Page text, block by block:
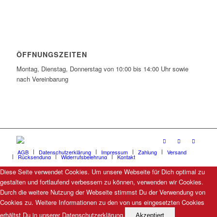
ÖFFNUNGSZEITEN
Montag, Dienstag, Donnerstag von 10:00 bis 14:00 Uhr sowie
nach Vereinbarung
AGB Datenschutzerklärung Impressum Zahlung Versand
Rücksendung Widerrufsbelehrung Kontakt
Diese Seite verwendet Cookies. Um unsere Webseite für Dich optimal zu
gestalten und fortlaufend verbessern zu können, verwenden wir Cookies.
Durch die weitere Nutzung der Webseite stimmst Du der Verwendung von
Cookies zu. Weitere Informationen zu den von uns eingesetzten Cookies
erhältst Du in unserer Datenschutzerklärung.
Akzeptiert